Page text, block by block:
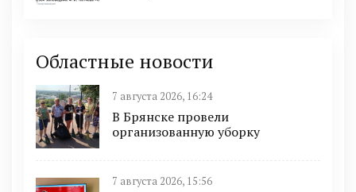
Областные новости
7 августа 2026, 16:24
В Брянске провели
организованную уборку
7 августа 2026, 15:56